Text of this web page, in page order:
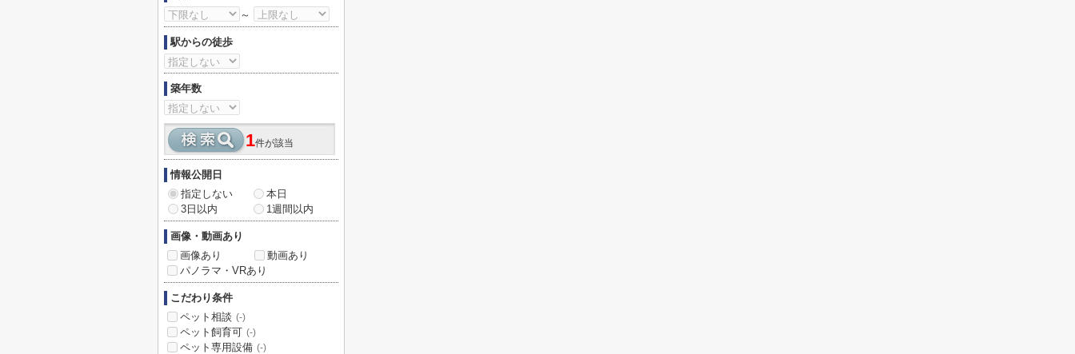
～
駅からの徒歩
築年数
1件が該当
情報公開日
指定しない
本日
3日以内
1週間以内
画像・動画あり
画像あり
動画あり
パノラマ・VRあり
こだわり条件
ペット相談 (-)
ペット飼育可 (-)
ペット専用設備 (-)